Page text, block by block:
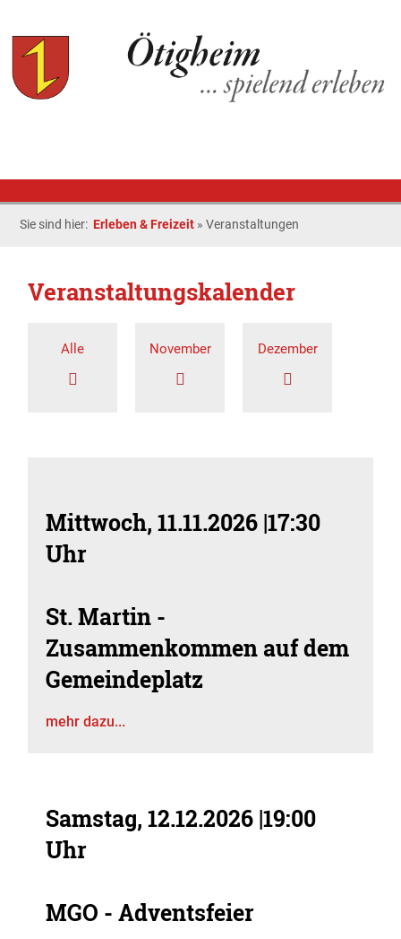
Sie sind hier: Erleben & Freizeit »Veranstaltungen
Veranstaltungskalender
Alle November Dezember
Mittwoch, 11.11.2026 |17:30
Uhr
St. Martin -
Zusammenkommen auf dem
Gemeindeplatz
mehr dazu...
Samstag, 12.12.2026 |19:00
Uhr
MGO - Adventsfeier